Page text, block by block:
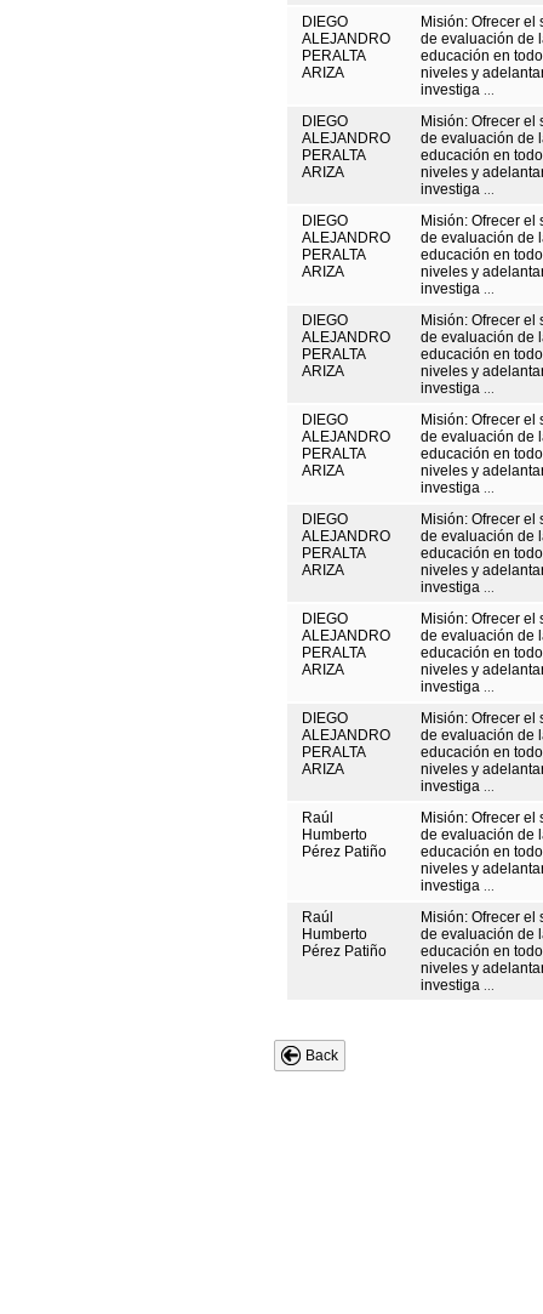
DIEGO
ALEJANDRO
PERALTA
ARIZA
Misión: Ofrecer el
de evaluación de
educación en
niveles y
investiga
DIEGO
ALEJANDRO
PERALTA
ARIZA
Misión: Ofrecer el
de evaluación de
educación en
niveles y
investiga
DIEGO
ALEJANDRO
PERALTA
ARIZA
Misión: Ofrecer el
de evaluación de
educación en
niveles y
investiga
DIEGO
ALEJANDRO
PERALTA
ARIZA
Misión: Ofrecer el
de evaluación de
educación en
niveles y
investiga
DIEGO
ALEJANDRO
PERALTA
ARIZA
Misión: Ofrecer el
de evaluación de
educación en
niveles y
investiga
DIEGO
ALEJANDRO
PERALTA
ARIZA
Misión: Ofrecer el
de evaluación de
educación en
niveles y
investiga
DIEGO
ALEJANDRO
PERALTA
ARIZA
Misión: Ofrecer el
de evaluación de
educación en
niveles y
investiga
DIEGO
ALEJANDRO
PERALTA
ARIZA
Misión: Ofrecer el
de evaluación de
educación en
niveles y
investiga
Raúl
Humberto
Pérez Patiño
Misión: Ofrecer el
de evaluación de
educación en
niveles y
investiga
Raúl
Humberto
Pérez Patiño
Misión: Ofrecer el
de evaluación de
educación en
niveles y
investiga
Back